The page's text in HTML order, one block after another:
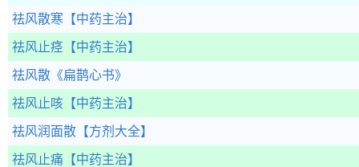
祛风散寒 【中药主治】
祛风止痉 【中药主治】
祛风散 《扁鹊心书》
祛风止咳 【中药主治】
祛风润面散 【方剂大全】
祛风止痛 【中药主治】